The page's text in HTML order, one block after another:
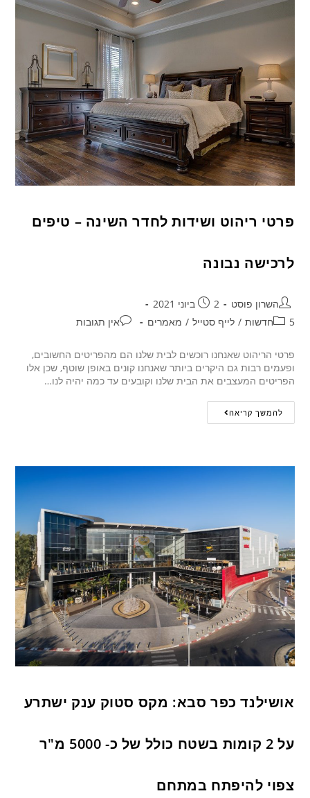
פרטי ריהוט ושידות לחדר השינה – טיפים
לרכישה נבונה
השרון פוסט
2 ביוני 2021
5חדשות
/ לייף סטייל / מאמרים אין תגובות
פרטי הריהוט שאנחנו רוכשים לבית שלנו הם מהפריטים החשובים,
ופעמים רבות גם היקרים ביותר שאנחנו קונים באופן שוטף, שכן אלו
הפריטים המעצבים את הבית שלנו וקובעים עד כמה יהיה לנו…
להמשך קריאה
אושילנד כפר סבא: מקס סטוק ענק ישתרע
על 2 קומות בשטח כולל של כ- 5000 מ"ר
צפוי להיפתח במתחם